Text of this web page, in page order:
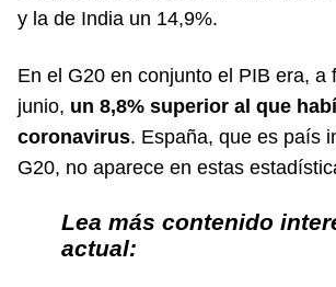
y la de India un 14,9%.
En el G20 en conjunto el PIB era, a
junio, un 8,8% superior al que
coronavirus. España, que es país
G20, no aparece en estas
Lea más contenido
actual: